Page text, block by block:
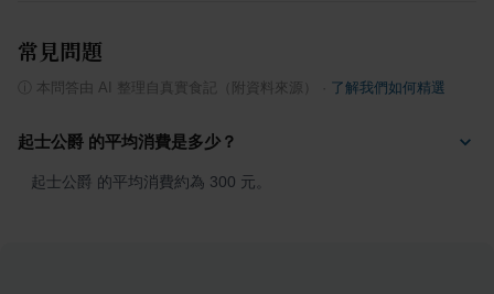
常見問題
本問答由 AI 整理自真實食記（附資料來源） 了解我們如何精選
起士公爵 的平均消費是多少？
起士公爵 的平均消費約為 300 元。